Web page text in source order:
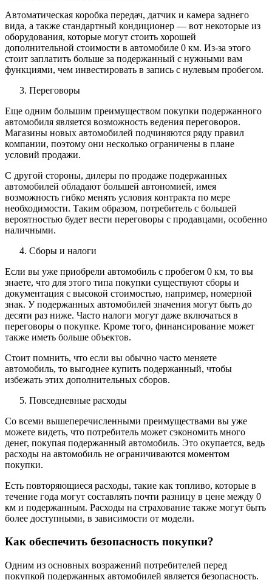
Автоматическая коробка передач, датчик и камера заднего
вида, а также стандартный кондиционер — вот некоторые из
оборудования, которые могут стоить хорошей
дополнительной стоимости в автомобиле 0 км. Из-за этого
стоит заплатить больше за подержанный с нужными вам
функциями, чем инвестировать в запись с нулевым пробегом.
Переговоры
Еще одним большим преимуществом покупки подержанного
автомобиля является возможность ведения переговоров.
Магазины новых автомобилей подчиняются ряду правил
компании, поэтому они несколько ограничены в плане
условий продажи.
С другой стороны, дилеры по продаже подержанных
автомобилей обладают большей автономией, имея
возможность гибко менять условия контракта по мере
необходимости. Таким образом, потребитель с большей
вероятностью будет вести переговоры с продавцами, особенно
наличными.
Сборы и налоги
Если вы уже приобрели автомобиль с пробегом 0 км, то вы
знаете, что для этого типа покупки существуют сборы и
документация с высокой стоимостью, например, номерной
знак. У подержанных автомобилей значения могут быть до
десяти раз ниже. Часто налоги могут даже включаться в
переговоры о покупке. Кроме того, финансирование может
также иметь больше объектов.
Стоит помнить, что если вы обычно часто меняете
автомобиль, то выгоднее купить подержанный, чтобы
избежать этих дополнительных сборов.
Повседневные расходы
Со всеми вышеперечисленными преимуществами вы уже
можете видеть, что потребитель может сэкономить много
денег, покупая подержанный автомобиль. Это окупается, ведь
расходы на автомобиль не ограничиваются моментом
покупки.
Есть повторяющиеся расходы, такие как топливо, которые в
течение года могут составлять почти разницу в цене между 0
км и подержанным. Расходы на страхование также могут быть
более доступными, в зависимости от модели.
Как обеспечить безопасность покупки?
Одним из основных возражений потребителей перед
покупкой подержанных автомобилей является безопасность.